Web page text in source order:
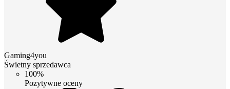
Gaming4you
Świetny sprzedawca
100%
Pozytywne oceny